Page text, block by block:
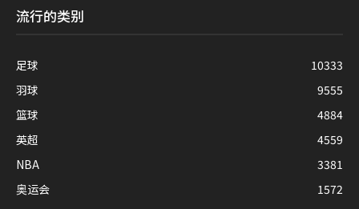
流行的类别
足球
10333
羽球
9555
篮球
4884
英超
4559
NBA
3381
奥运会
1572